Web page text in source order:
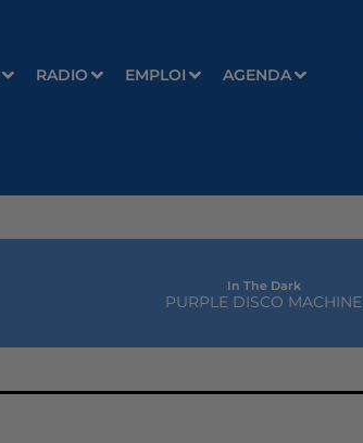
RADIO EMPLOI AGENDA
In The Dark
PURPLE DISCO MACHINE